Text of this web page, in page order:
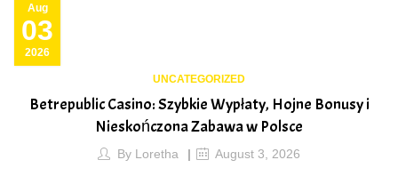
03
Aug
2026
UNCATEGORIZED
Betrepublic Casino: Szybkie Wypłaty, Hojne Bonusy i
Nieskończona Zabawa w Polsce
By Loretha August 3, 2026